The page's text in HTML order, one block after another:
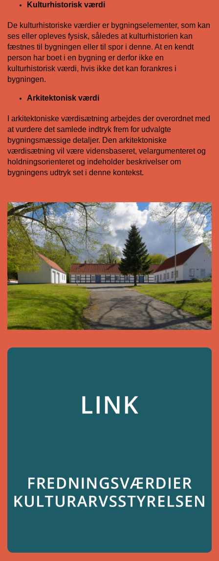
Kulturhistorisk værdi
De kulturhistoriske værdier er bygningselementer, som kan
ses eller opleves fysisk, således at kulturhistorien kan
fæstnes til bygningen eller til spor i denne. At en kendt
person har boet i en bygning er derfor ikke en
kulturhistorisk værdi, hvis ikke det kan forankres i
bygningen.
Arkitektonisk værdi
I arkitektoniske værdisætning arbejdes der overordnet med
at vurdere det samlede indtryk frem for udvalgte
bygningsmæssige detaljer. Den arkitektoniske
værdisætning vil være vidensbaseret, velargumenteret og
holdningsorienteret og indeholder beskrivelser om
bygningens udtryk set i denne kontekst.